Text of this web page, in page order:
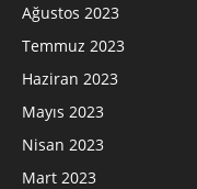
Ağustos 2023
Temmuz 2023
Haziran 2023
Mayıs 2023
Nisan 2023
Mart 2023